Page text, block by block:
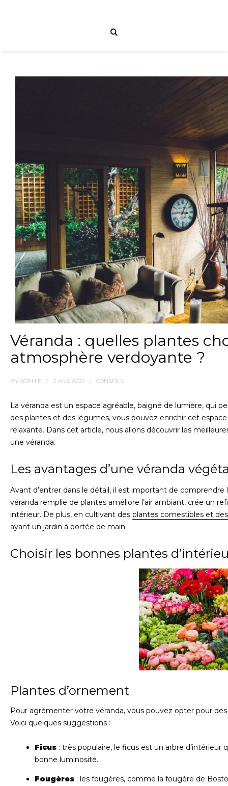
Véranda : quelles plantes
atmosphère verdoyante ?
BY SOPHIE 2 ANS AGO CONSEILS
La véranda est un espace agréable, baigné de lumière, qui
des plantes et des légumes, vous pouvez enrichir cet
relaxante. Dans cet article, nous allons découvrir les
une véranda.
Les avantages d’une véranda
Avant d’entrer dans le détail, il est important de
véranda remplie de plantes améliore l’air ambiant, crée un
intérieur. De plus, en cultivant des plantes comestibles et
ayant un jardin à portée de main.
Choisir les bonnes plantes
Plantes d’ornement
Pour agrémenter votre véranda, vous pouvez opter pour
Voici quelques suggestions :
Ficus : très populaire, le ficus est un arbre
bonne luminosité.
Fougères : les fougères, comme la fougère de